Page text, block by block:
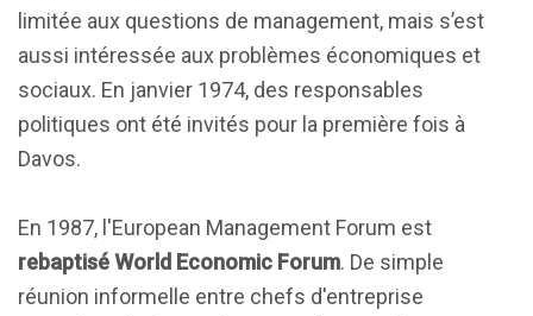
limitée aux questions de management, mais s’est
aussi intéressée aux problèmes économiques et
sociaux. En janvier 1974, des responsables
politiques ont été invités pour la première fois à
Davos.
En 1987, l'European Management Forum est
rebaptisé World Economic Forum. De simple
réunion informelle entre chefs d'entreprise